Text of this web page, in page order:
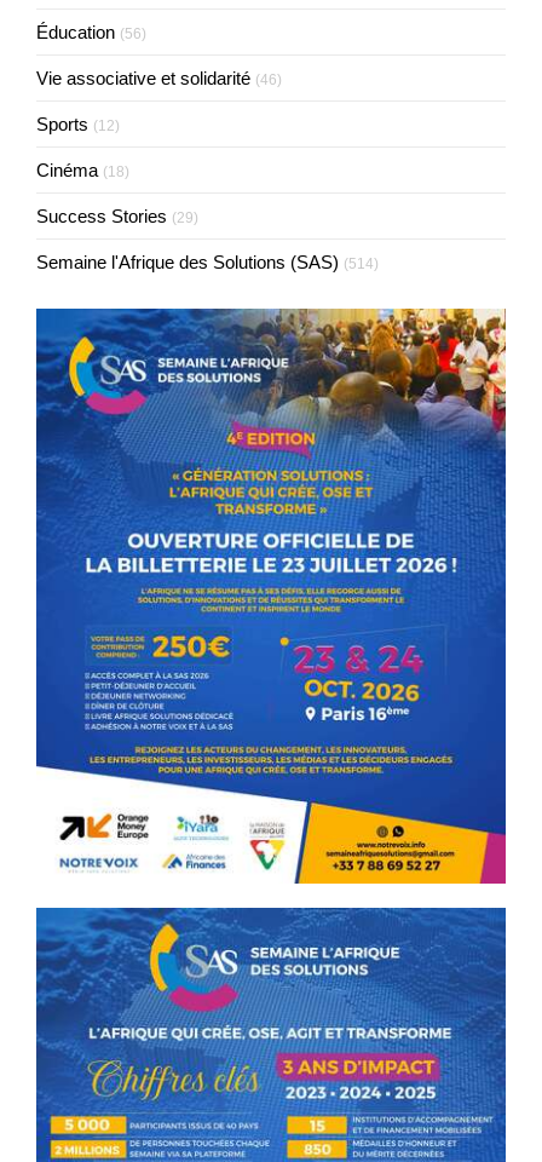
Éducation (56)
Vie associative et solidarité (46)
Sports (12)
Cinéma (18)
Success Stories (29)
Semaine l'Afrique des Solutions (SAS) (514)